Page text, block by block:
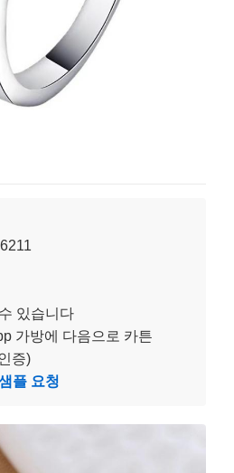
있습니다
가방에 다음으로 카튼
증)
플 요청